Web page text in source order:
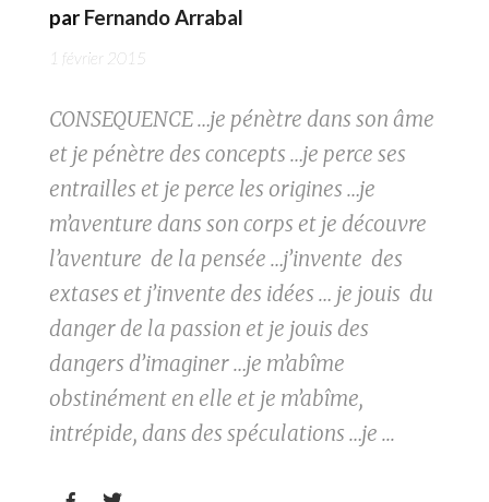
par Fernando Arrabal
1 février 2015
CONSEQUENCE …je pénètre dans son âme
et je pénètre des concepts …je perce ses
entrailles et je perce les origines …je
m’aventure dans son corps et je découvre
l’aventure de la pensée …j’invente des
extases et j’invente des idées … je jouis du
danger de la passion et je jouis des
dangers d’imaginer …je m’abîme
obstinément en elle et je m’abîme,
intrépide, dans des spéculations …je ...